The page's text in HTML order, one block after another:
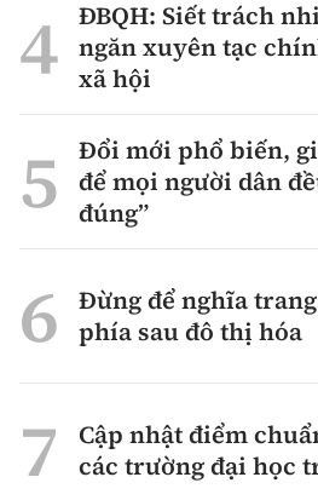
ĐBQH: Siết trách
ngăn xuyên tạc
xã hội
Đổi mới phổ biến,
để mọi người dân
đúng”
Đừng để nghĩa
phía sau đô thị hóa
Cập nhật điểm
các trường đại học